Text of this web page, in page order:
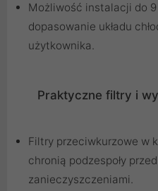
Możliwość instalacji do
dopasowanie układu
użytkownika.
Praktyczne filtry i
Filtry przeciwkurzowe w
chronią podzespoły
zanieczyszczeniami.